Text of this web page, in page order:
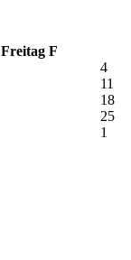
Freitag F
4
11
18
25
1